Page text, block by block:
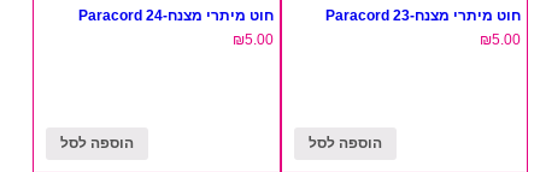
חוט מיתרי מצנח-23 Paracord
₪5.00
הוספה לסל
חוט מיתרי מצנח-24 Paracord
₪5.00
הוספה לסל